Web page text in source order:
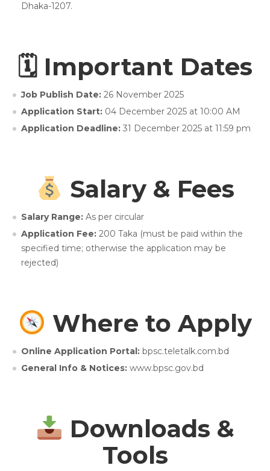
Dhaka-1207.
🗓 Important Dates
Job Publish Date: 26 November 2025
Application Start: 04 December 2025 at 10:00 AM
Application Deadline: 31 December 2025 at 11:59 pm
Salary & Fees
Salary Range: As per circular
Application Fee: 200 Taka (must be paid within the
specified time; otherwise the application may be
rejected)
Where to Apply
Online Application Portal: bpsc.teletalk.com.bd
General Info & Notices: www.bpsc.gov.bd
Downloads &
Tools